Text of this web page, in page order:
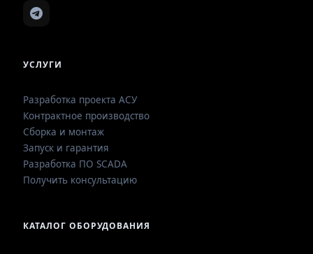
УСЛУГИ
Разработка проекта АСУ
Контрактное производство
Сборка и монтаж
Запуск и гарантия
Разработка ПО SCADA
Получить консультацию
КАТАЛОГ ОБОРУДОВАНИЯ